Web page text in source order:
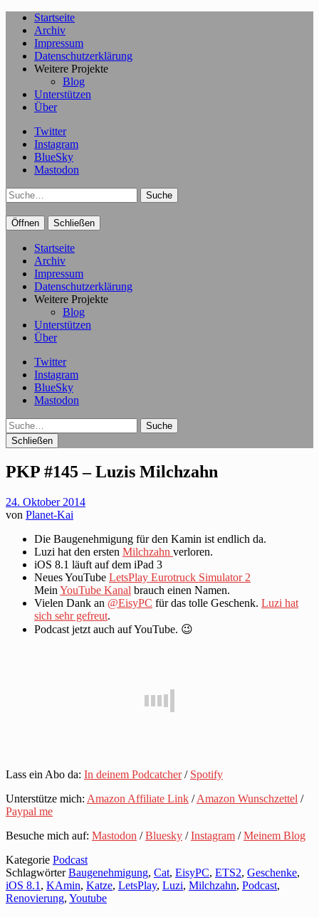
Startseite
Archiv
Impressum
Datenschutzerklärung
Weitere Projekte
Blog
Unterstützen
Über
Twitter
Instagram
BlueSky
Mastodon
Suche
Öffnen Schließen
Startseite
Archiv
Impressum
Datenschutzerklärung
Weitere Projekte
Blog
Unterstützen
Über
Twitter
Instagram
BlueSky
Mastodon
Suche
Schließen
PKP #145 – Luzis Milchzahn
24. Oktober 2014
von Planet-Kai
Die Baugenehmigung für den Kamin ist endlich da.
Luzi hat den ersten Milchzahn verloren.
iOS 8.1 läuft auf dem iPad 3
Neues YouTube LetsPlay Eurotruck Simulator 2
Mein YouTube Kanal brauch einen Namen.
Vielen Dank an @EisyPC für das tolle Geschenk. Luzi hat
sich sehr gefreut.
Podcast jetzt auch auf YouTube. 😉
Lass ein Abo da: In deinem Podcatcher/ Spotify
Unterstütze mich: Amazon Affiliate Link /Amazon Wunschzettel /
Paypal me
Besuche mich auf: Mastodon /Bluesky /Instagram /Meinem Blog
Kategorie Podcast
SchlagwörterBaugenehmigung, Cat, EisyPC, ETS2, Geschenke,
iOS 8.1 , KAmin, Katze, LetsPlay, Luzi, Milchzahn, Podcast,
Renovierung, Youtube